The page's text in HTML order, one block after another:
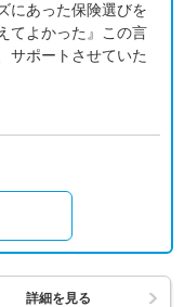
にあった保険選びを
てよかった』この言
サポートさせていた
詳細を見る